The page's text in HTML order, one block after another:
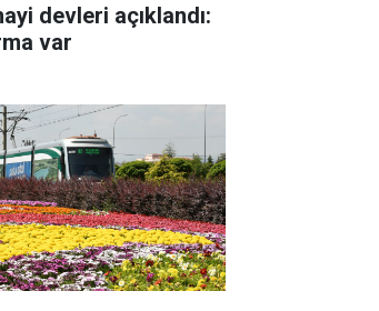
devleri açıklandı:
var